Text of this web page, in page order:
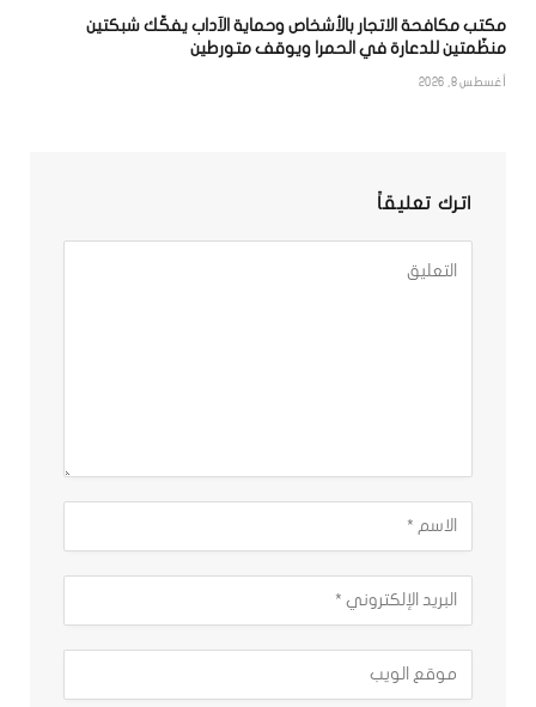
مكتب مكافحة الاتجار بالأشخاص وحماية الآداب يفكّك شبكتين
منظّمتين للدعارة في الحمرا ويوقف متورطين
أغسطس 8, 2026
اترك تعليقاً